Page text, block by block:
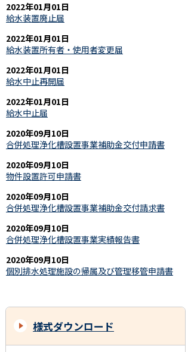
2022年01月01日
給水装置廃止届
2022年01月01日
給水装置所有者・使用者変更届
2022年01月01日
給水中止再開届
2022年01月01日
給水中止届
2020年09月10日
合併処理浄化槽設置事業補助金交付申請書
2020年09月10日
物件設置許可申請書
2020年09月10日
合併処理浄化槽設置事業補助金交付請求書
2020年09月10日
合併処理浄化槽設置事業実績報告書
2020年09月10日
個別排水処理施設の帰属及び管理移管申請書
様式ダウンロード